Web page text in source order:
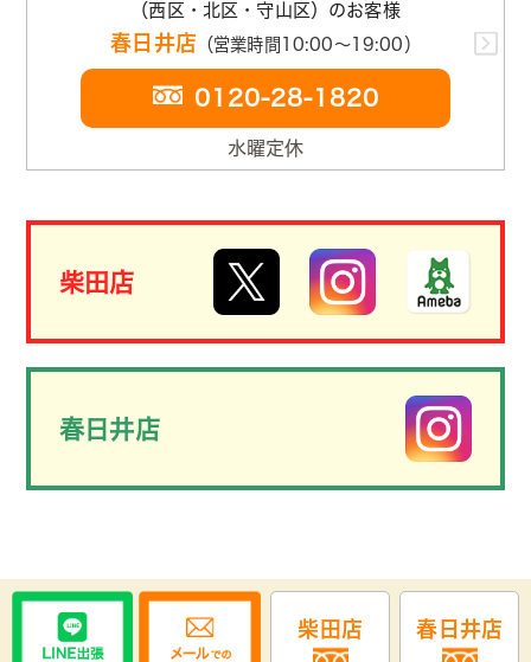
（西区・北区・守山区）のお客様
春日井店 （営業時間10:00～19:00）
0120-28-1820
水曜定休
柴田店
春日井店
柴田店 春日井店